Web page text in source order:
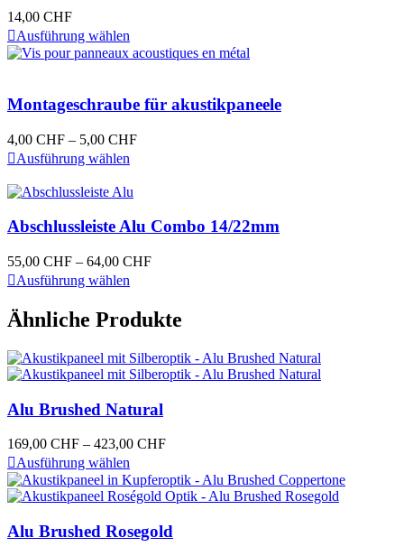
Optionen
können
Produktseite
werden
14,00 CHF
Ausführung wählen
Produkt
weist
Varianten
auf.
Optionen
können
der
gewählt
Montageschraube für akustikpaneele
4,00 CHF – 5,00 CHFPreisspanne:
Ausführung wählen
weist
mehrere
Varianten
auf.
Optionen
können
der
gewählt
werden
Abschlussleiste Alu Combo 14/22mm
55,00 CHF – 64,00 CHFPreisspanne:
64,00 CHF
Ausführung wählen
weist
mehrere
auf.
Die
können
der
gewählt
werden
Ähnliche Produkte
Alu Brushed Natural
169,00 CHF – 423,00 CHFPreisspanne:
bis
423,00 CHF
Ausführung wählen
Produkt
weist
mehrere
Varianten
auf.
Alu Brushed Rosegold